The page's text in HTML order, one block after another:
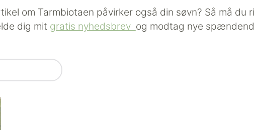
om Tarmbiotaen påvirker også din søvn? Så må du
dig mit gratis nyhedsbrev og modtag nye